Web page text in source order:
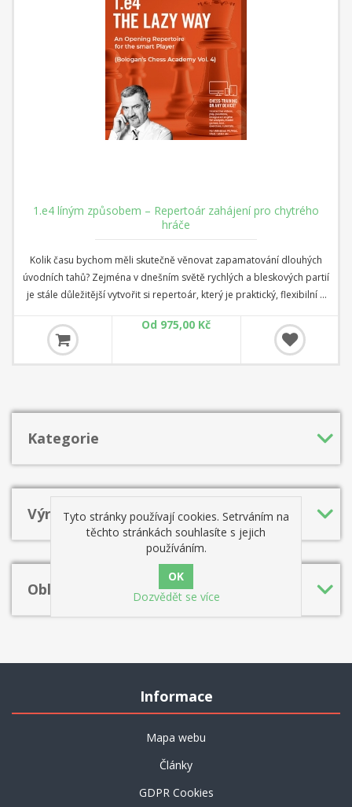
1.e4 líným způsobem – Repertoár zahájení pro chytrého
hráče
Kolik času bychom měli skutečně věnovat zapamatování dlouhých
úvodních tahů? Zejména v dnešním světě rychlých a bleskových partií
je stále důležitější vytvořit si repertoár, který je praktický, flexibilní a
Přesně to je konceptem této série: repertoár pro „líné“ (ale chytré)
šachisty, inspirovaný legendárním trenérem Chebanenkem, který
věřil v učení svých studentů zahájení s typickými nápady a
Od 975,00 Kč
Kategorie
Výrobci
Oblíbená hesla
Informace
Mapa webu
Články
GDPR Cookies
Tyto stránky používají cookies. Setrváním na
těchto stránkách souhlasíte s jejich
používáním.
Dozvědět se více